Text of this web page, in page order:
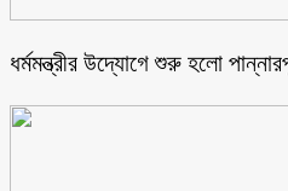
ধর্মমন্ত্রীর উদ্যোগে শুরু হলো